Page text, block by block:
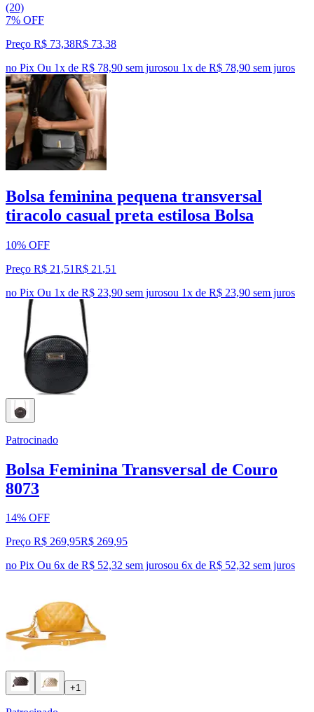
(20)
7% OFF
Preço R$ 73,38R$ 73,38
no Pix Ou 1x de R$ 78,90 sem jurosou 1x de R$ 78,90 sem juros
Bolsa feminina pequena transversal
tiracolo casual preta estilosa Bolsa
10% OFF
Preço R$ 21,51R$ 21 ,51
no Pix Ou 1x de R$ 23,90 sem jurosou 1x de R$ 23,90 sem juros
Patrocinado
Bolsa Feminina Transversal de Couro
8073
14% OFF
Preço R$ 269,95R$ 269,95
no Pix Ou 6x de R$ 52,32 sem jurosou 6x de R$ 52,32 sem juros
+1